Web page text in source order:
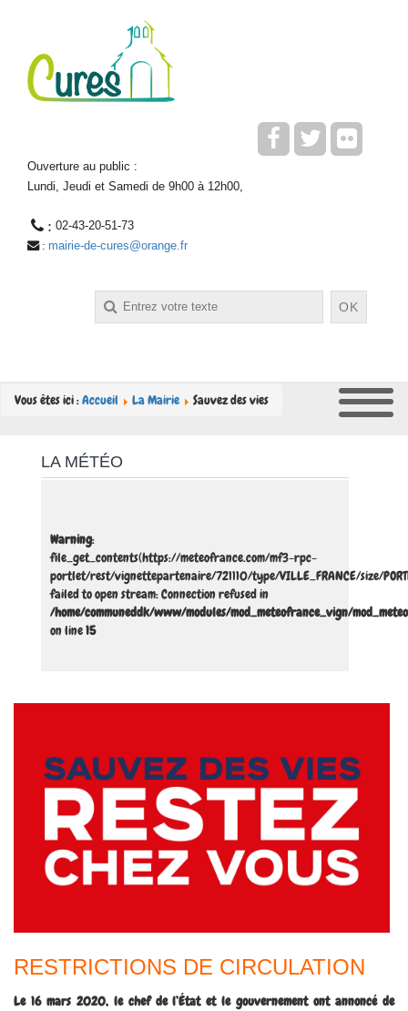
Ouverture au public :
Lundi, Jeudi et Samedi de 9h00 à 12h00,
: 02-43-20-51-73
: mairie-de-cures@orange.fr
OK
Vous êtes ici :Accueil La Mairie Sauvez des vies
LA MÉTÉO
Warning:
file_get_contents(https://meteofrance.com/mf3-rpc-
portlet/rest/vignettepartenaire/721110/type/VILLE_FRANCE/size/
failed to open stream: Connection refused in
/home/communeddk/www/modules/mod_meteofrance_vign/
on line15
RESTRICTIONS DE CIRCULATION
Le 16 mars 2020, le chef de l’État et le gouvernement ont annoncé de